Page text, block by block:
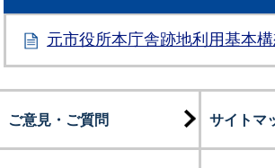
元市役所本庁舎跡地利用基本
ご意見・ご質問 サイトマ